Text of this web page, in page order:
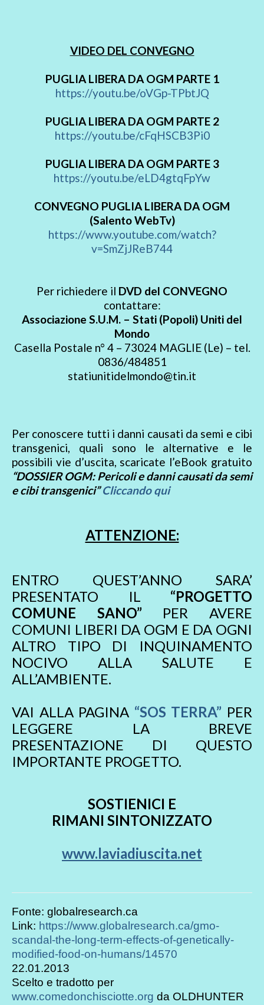
VIDEO DEL CONVEGNO
PUGLIA LIBERA DA OGM PARTE 1
https://youtu.be/oVGp-TPbtJQ
PUGLIA LIBERA DA OGM PARTE 2
https://youtu.be/cFqHSCB3Pi0
PUGLIA LIBERA DA OGM PARTE 3
https://youtu.be/eLD4gtqFpYw
CONVEGNO PUGLIA LIBERA DA OGM
(Salento WebTv)
https://www.youtube.com/watch?
v=SmZjJReB744
Per richiedere il DVD del CONVEGNO
contattare:
Associazione S.U.M. – Stati (Popoli) Uniti del
Mondo
Casella Postale n° 4 – 73024 MAGLIE (Le) – tel.
0836/484851
statiunitidelmondo@tin.it
Per conoscere tutti i danni causati da semi e cibi
transgenici, quali sono le alternative e le
possibili vie d’uscita, scaricate l’eBook gratuito
“DOSSIER OGM: Pericoli e danni causati da semi
e cibi transgenici” Cliccando qui
ATTENZIONE:
ENTRO QUEST’ANNO SARA’
PRESENTATO IL “PROGETTO
COMUNE SANO”PER AVERE
COMUNI LIBERI DA OGM E DA OGNI
ALTRO TIPO DI INQUINAMENTO
NOCIVO ALLA SALUTE E
ALL’AMBIENTE.
VAI ALLA PAGINA “SOS TERRA” PER
LEGGERE LA BREVE
PRESENTAZIONE DI QUESTO
IMPORTANTE PROGETTO.
SOSTIENICI E
RIMANI SINTONIZZATO
www.laviadiuscita.net
Fonte: globalresearch.ca
Link: https://www.globalresearch.ca/gmo-
scandal-the-long-term-effects-of-genetically-
modified-food-on-humans/14570
22.01.2013
Scelto e tradotto per
www.comedonchisciotte.org da OLDHUNTER